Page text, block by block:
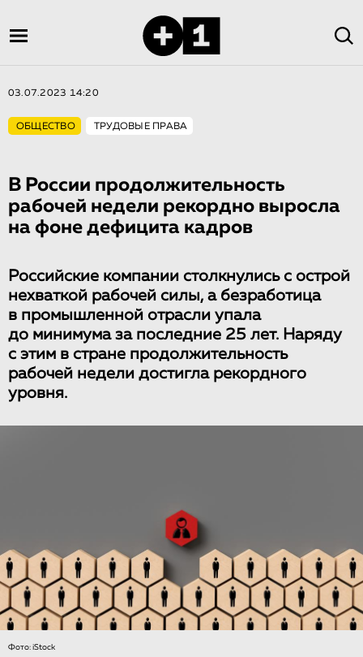
03.07.2023 14:20
ОБЩЕСТВО ТРУДОВЫЕ ПРАВА
В России продолжительность
рабочей недели рекордно выросла
на фоне дефицита кадров
Российские компании столкнулись с острой
нехваткой рабочей силы, а безработица
в промышленной отрасли упала
до минимума за последние 25 лет. Наряду
с этим в стране продолжительность
рабочей недели достигла рекордного
уровня.
Фото: iStock